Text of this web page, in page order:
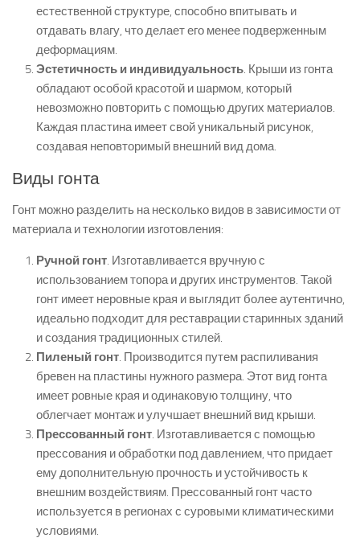
естественной структуре, способно впитывать и
отдавать влагу, что делает его менее подверженным
деформациям.
Эстетичность и индивидуальность. Крыши из гонта
обладают особой красотой и шармом, который
невозможно повторить с помощью других материалов.
Каждая пластина имеет свой уникальный рисунок,
создавая неповторимый внешний вид дома.
Виды гонта
Гонт можно разделить на несколько видов в зависимости от
материала и технологии изготовления:
Ручной гонт. Изготавливается вручную с
использованием топора и других инструментов. Такой
гонт имеет неровные края и выглядит более аутентично,
идеально подходит для реставрации старинных зданий
и создания традиционных стилей.
Пиленый гонт. Производится путем распиливания
бревен на пластины нужного размера. Этот вид гонта
имеет ровные края и одинаковую толщину, что
облегчает монтаж и улучшает внешний вид крыши.
Прессованный гонт. Изготавливается с помощью
прессования и обработки под давлением, что придает
ему дополнительную прочность и устойчивость к
внешним воздействиям. Прессованный гонт часто
используется в регионах с суровыми климатическими
условиями.